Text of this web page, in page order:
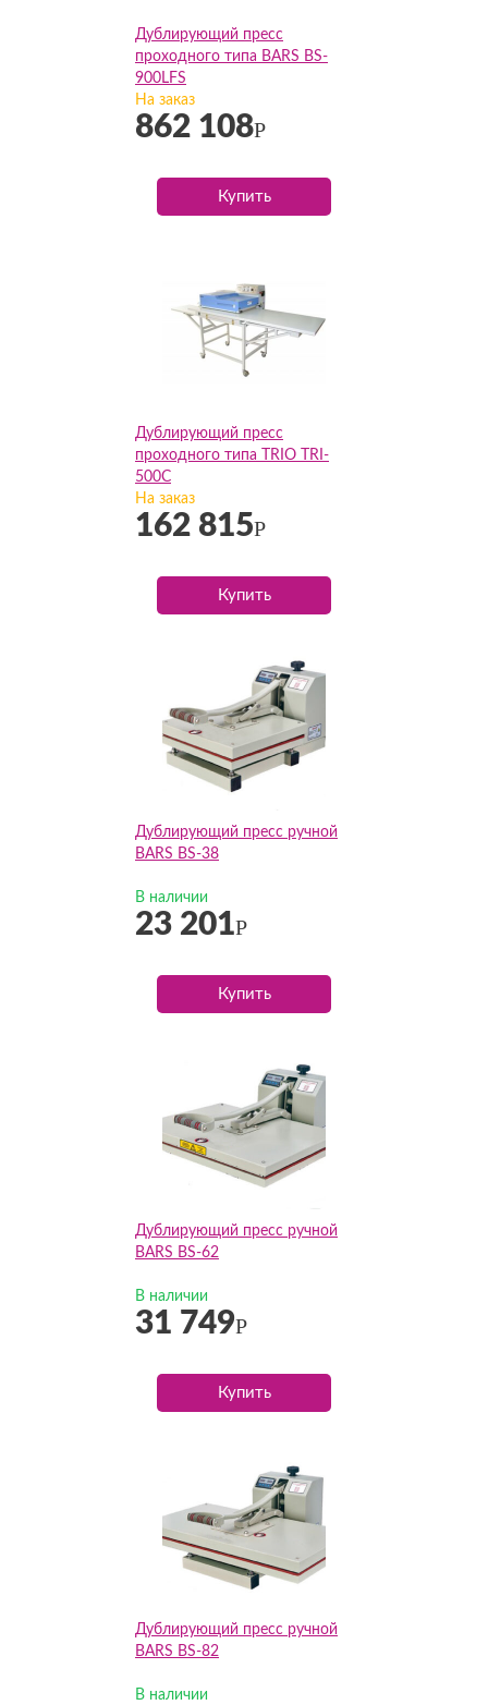
Дублирующий пресс
проходного типа BARS BS-
900LFS
На заказ
862 108Р
Купить
Дублирующий пресс
проходного типа TRIO TRI-
500C
На заказ
162 815Р
Купить
Дублирующий пресс ручной
BARS BS-38
В наличии
23 201Р
Купить
Дублирующий пресс ручной
BARS BS-62
В наличии
31 749Р
Купить
Дублирующий пресс ручной
BARS BS-82
В наличии